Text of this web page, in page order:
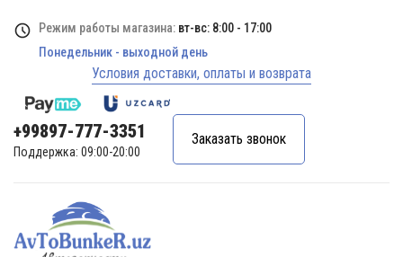
Режим работы магазина: вт-вс: 8:00 - 17:00
Понедельник - выходной день
Условия доставки, оплаты и возврата
+99897-777-3351
Поддержка: 09:00-20:00
Заказать звонок